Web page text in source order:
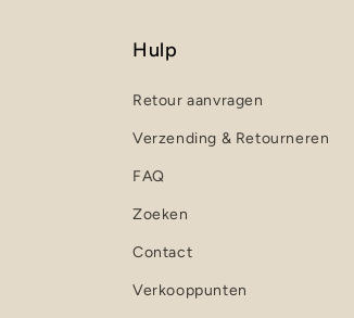
Hulp
Retour aanvragen
Verzending & Retourneren
FAQ
Zoeken
Contact
Verkooppunten